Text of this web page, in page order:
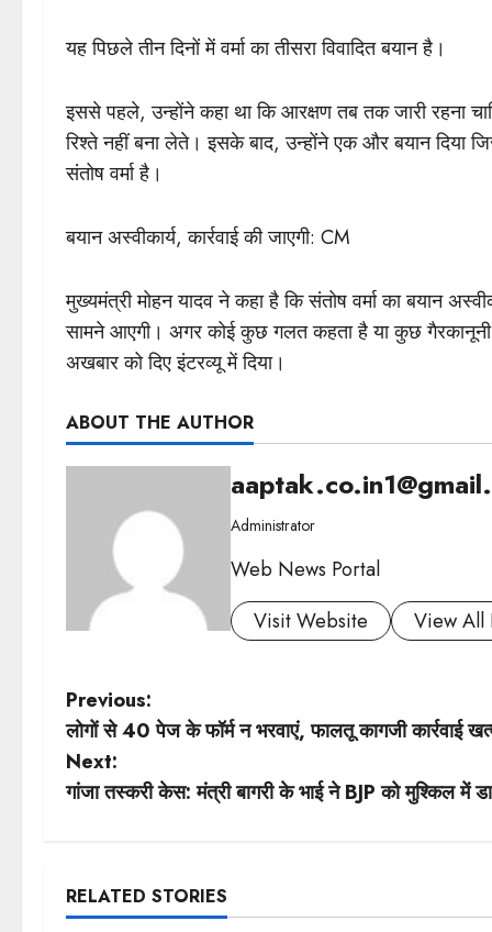
यह पिछले तीन दिनों में वर्मा का तीसरा विवादित बयान है।
इससे पहले, उन्होंने कहा था कि आरक्षण तब तक जारी रहना
रिश्ते नहीं बना लेते। इसके बाद, उन्होंने एक और बयान दिया
संतोष वर्मा है।
बयान अस्वीकार्य, कार्रवाई की जाएगी: CM
मुख्यमंत्री मोहन यादव ने कहा है कि संतोष वर्मा का बयान
सामने आएगी। अगर कोई कुछ गलत कहता है या कुछ
अखबार को दिए इंटरव्यू में दिया।
ABOUT THE AUTHOR
Administrator
Web News Portal
Visit Website
View All
P
o
s
n
Previous:
लोगों से 40 पेज के फॉर्म न भरवाएं, फालतू कागजी कार्रवाई
Next:
गांजा तस्करी केस: मंत्री बागरी के भाई ने BJP को मुश्किल में
RELATED STORIES